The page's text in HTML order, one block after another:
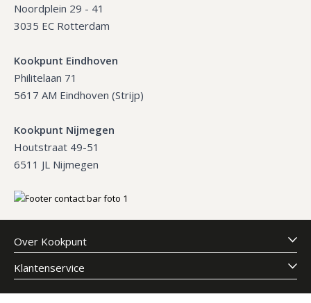
Noordplein 29 - 41
3035 EC Rotterdam
Kookpunt Eindhoven
Philitelaan 71
5617 AM Eindhoven (Strijp)
Kookpunt Nijmegen
Houtstraat 49-51
6511 JL Nijmegen
Over Kookpunt
Klantenservice